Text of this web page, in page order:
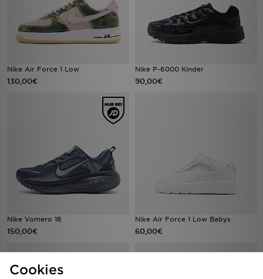
Nike Air Force 1 Low
130,00€
Nike P-6000 Kinder
90,00€
Nike Vomero 18
150,00€
Nike Air Force 1 Low Babys
60,00€
Cookies